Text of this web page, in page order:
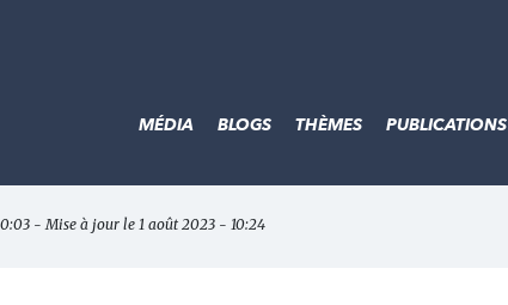
MÉDIA BLOGS THÈMES PUBLICATIONS
- Mise à jour le 1 août 2023 - 10:24